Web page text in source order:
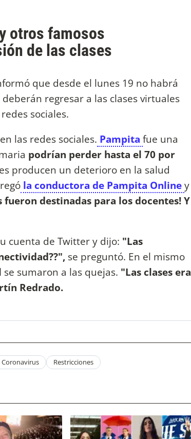
otros famosos
de las clases
que desde el lunes 19 no habrá
regresar a las clases virtuales
sociales.
las redes sociales. Pampita fue una
podrían perder hasta el 70 por
producen un deterioro en la salud
la conductora de Pampita Onliney
destinadas para los docentes! Y
cuenta de Twitter y dijo: "Las
se preguntó. En el mismo
se sumaron a las quejas. "Las clases era
Redrado.
Coronavirus Restricciones